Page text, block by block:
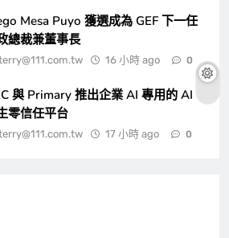
Mesa Puyo 獲選成為 GEF 下一任
總裁兼董事長
16 小時 ago 0
與 Primary 推出企業 AI 專用的 AI
零信任平台
17 小時 ago 0